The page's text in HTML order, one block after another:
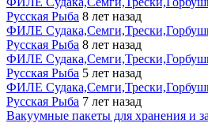
Русская Рыба 8 лет назад
ФИЛЕ
Русская Рыба 8 лет назад
ФИЛЕ
Русская Рыба 5 лет назад
ФИЛЕ
Русская Рыба 7 лет назад
Вакуумные пакеты для хранения и